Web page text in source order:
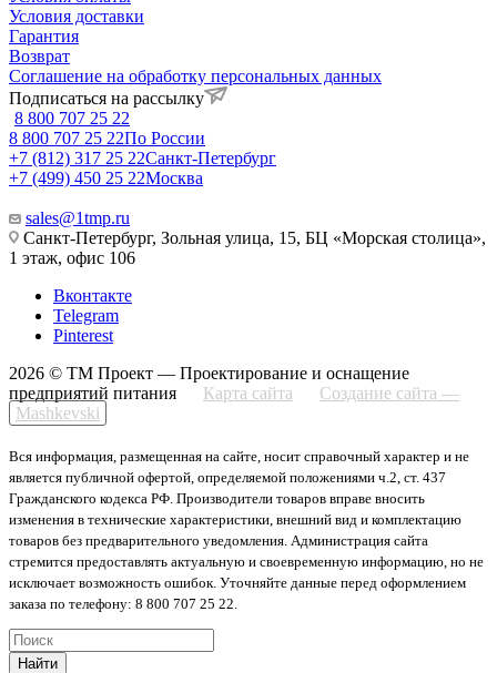
Условия доставки
Гарантия
Возврат
Соглашение на обработку персональных данных
Подписаться на рассылку
8 800 707 25 22
8 800 707 25 22По России
+7 (812) 317 25 22Санкт-Петербург
+7 (499) 450 25 22Москва
sales@1tmp.ru
Санкт-Петербург, Зольная улица, 15, БЦ «Морская столица»,
1 этаж, офис 106
Вконтакте
Telegram
Pinterest
2026 © ТМ Проект — Проектирование и оснащение
предприятий питания
Карта сайта
Создание сайта —
Mashkevski
Вся информация, размещенная на сайте, носит справочный характер и не
является публичной офертой, определяемой положениями ч.2, ст. 437
Гражданского кодекса РФ. Производители товаров вправе вносить
изменения в технические характеристики, внешний вид и комплектацию
товаров без предварительного уведомления. Администрация сайта
стремится предоставлять актуальную и своевременную информацию, но не
исключает возможность ошибок. Уточняйте данные перед оформлением
заказа по телефону: 8 800 707 25 22.
Найти